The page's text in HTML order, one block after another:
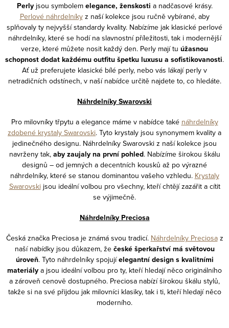
Perlyjsou symbolem elegance, ženskosti a nadčasové krásy.
Perlové náhrdelníkyz naší kolekce jsou ručně vybírané, aby
splňovaly ty nejvyšší standardy kvality. Nabízíme jak klasické perlové
náhrdelníky, které se hodí na slavnostní příležitosti, tak i modernější
verze, které můžete nosit každý den. Perly mají tu úžasnou
schopnost dodat každému outfitu špetku luxusu a sofistikovanosti.
Ať už preferujete klasické bílé perly, nebo vás lákají perly v
netradičních odstínech, v naší nabídce určitě najdete to, co hledáte.
Náhrdelníky Swarovski
Pro milovníky třpytu a elegance máme v nabídce také náhrdelníky
zdobené krystaly Swarovski. Tyto krystaly jsou synonymem kvality a
jedinečného designu. Náhrdelníky Swarovski z naší kolekce jsou
navrženy tak, aby zaujaly na první pohled. Nabízíme širokou škálu
designů – od jemných a decentních kousků až po výrazné
náhrdelníky, které se stanou dominantou vašeho vzhledu. Krystaly
Swarovskijsou ideální volbou pro všechny, kteří chtějí zazářit a cítit
se výjimečně.
Náhrdelníky Preciosa
Česká značka Preciosa je známá svou tradicí. Náhrdelníky Preciosaz
naší nabídky jsou důkazem, že české šperkařství má světovou
úroveň. Tyto náhrdelníky spojujíelegantní design s kvalitními
materiály a jsou ideální volbou pro ty, kteří hledají něco originálního
a zároveň cenově dostupného. Preciosa nabízí širokou škálu stylů,
takže si na své přijdou jak milovníci klasiky, tak i ti, kteří hledají něco
moderního.